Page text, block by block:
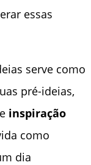
essas
serve como
pré-ideias,
inspiração
como
dia